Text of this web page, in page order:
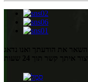
השאר את הודעתך ואנו נדאג